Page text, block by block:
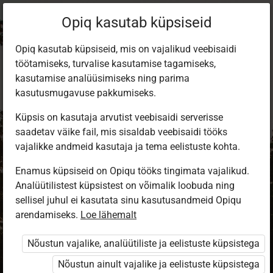
Sisene Opiqusse
Vali, kuidas end tuvastada
eKool
Stuudium
Opiq
HarID
Opiq kasutab küpsiseid
Opiq kasutab küpsiseid, mis on vajalikud veebisaidi
töötamiseks, turvalise kasutamise tagamiseks,
kasutamise analüüsimiseks ning parima
kasutusmugavuse pakkumiseks.
Küpsis on kasutaja arvutist veebisaidi serverisse
saadetav väike fail, mis sisaldab veebisaidi tööks
vajalikke andmeid kasutaja ja tema eelistuste kohta.
Enamus küpsiseid on Opiqu tööks tingimata vajalikud.
Analüütilistest küpsistest on võimalik loobuda ning
sellisel juhul ei kasutata sinu kasutusandmeid Opiqu
arendamiseks. Loe lähemalt
Nõustun vajalike, analüütiliste ja eelistuste küpsistega
Nõustun ainult vajalike ja eelistuste küpsistega